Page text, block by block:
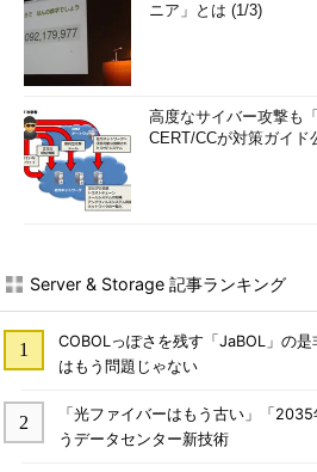
ニア」とは (1/3)
高度なサイバー攻撃も
CERT/CCが対策ガイド
Server & Storage 記事ランキング
COBOLっぽさを残す「JaBOL」の
はもう問題じゃない
「光ファイバーはもう古い」「
うデータセンター新技術